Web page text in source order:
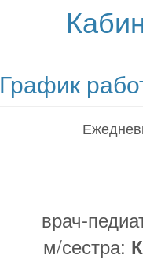
График
врач-
м/сестра: